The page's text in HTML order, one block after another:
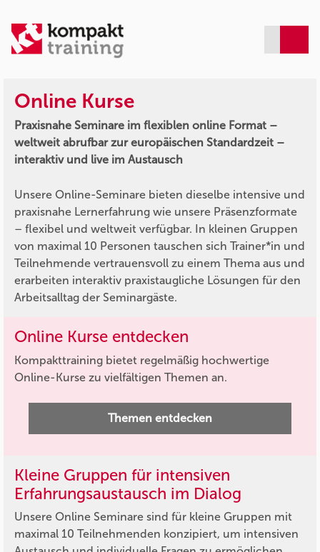
Online Kurse
Praxisnahe Seminare im flexiblen online Format –
weltweit abrufbar zur europäischen Standardzeit –
interaktiv und live im Austausch
Unsere Online-Seminare bieten dieselbe intensive und
praxisnahe Lernerfahrung wie unsere Präsenzformate
– flexibel und weltweit verfügbar. In kleinen Gruppen
von maximal 10 Personen tauschen sich Trainer*in und
Teilnehmende vertrauensvoll zu einem Thema aus und
erarbeiten interaktiv praxistaugliche Lösungen für den
Arbeitsalltag der Seminargäste.
Online Kurse entdecken
Kompakttraining bietet regelmäßig hochwertige
Online-Kurse zu vielfältigen Themen an.
Themen entdecken
Kleine Gruppen für intensiven
Erfahrungsaustausch im Dialog
Unsere Online Seminare sind für kleine Gruppen mit
maximal 10 Teilnehmenden konzipiert, um intensiven